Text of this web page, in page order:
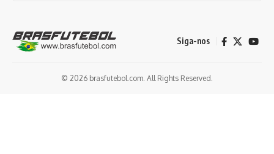
Siga-nos
© 2026 brasfutebol.com. All Rights Reserved.